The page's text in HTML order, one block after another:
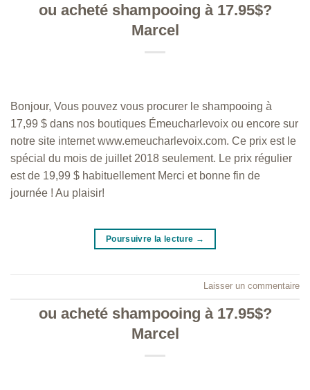
ou acheté shampooing à 17.95$?
Marcel
Bonjour, Vous pouvez vous procurer le shampooing à
17,99 $ dans nos boutiques Émeucharlevoix ou encore sur
notre site internet www.emeucharlevoix.com. Ce prix est le
spécial du mois de juillet 2018 seulement. Le prix régulier
est de 19,99 $ habituellement Merci et bonne fin de
journée ! Au plaisir!
Poursuivre la lecture →
Laisser un commentaire
ou acheté shampooing à 17.95$?
Marcel